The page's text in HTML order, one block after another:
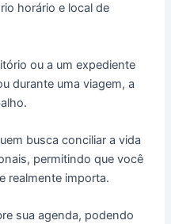
horário e local de
ou a um expediente
durante uma viagem, a
busca conciliar a vida
permitindo que você
realmente importa.
sua agenda, podendo